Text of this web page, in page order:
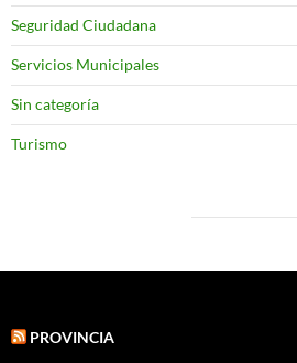
Seguridad Ciudadana
Servicios Municipales
Sin categoría
Turismo
PROVINCIA